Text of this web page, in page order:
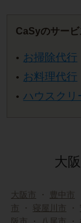
CaSyのサービ
お掃除代行
お料理代行
ハウスクリ
大
大阪市 ・ 豊中市
市
・ 寝屋川市 ・